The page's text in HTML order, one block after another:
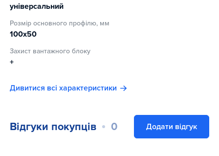
універсальний
Розмір основного профілю, мм
100х50
Захист вантажного блоку
+
Дивитися всі характеристики
Відгуки покупців 0 Додати відгук